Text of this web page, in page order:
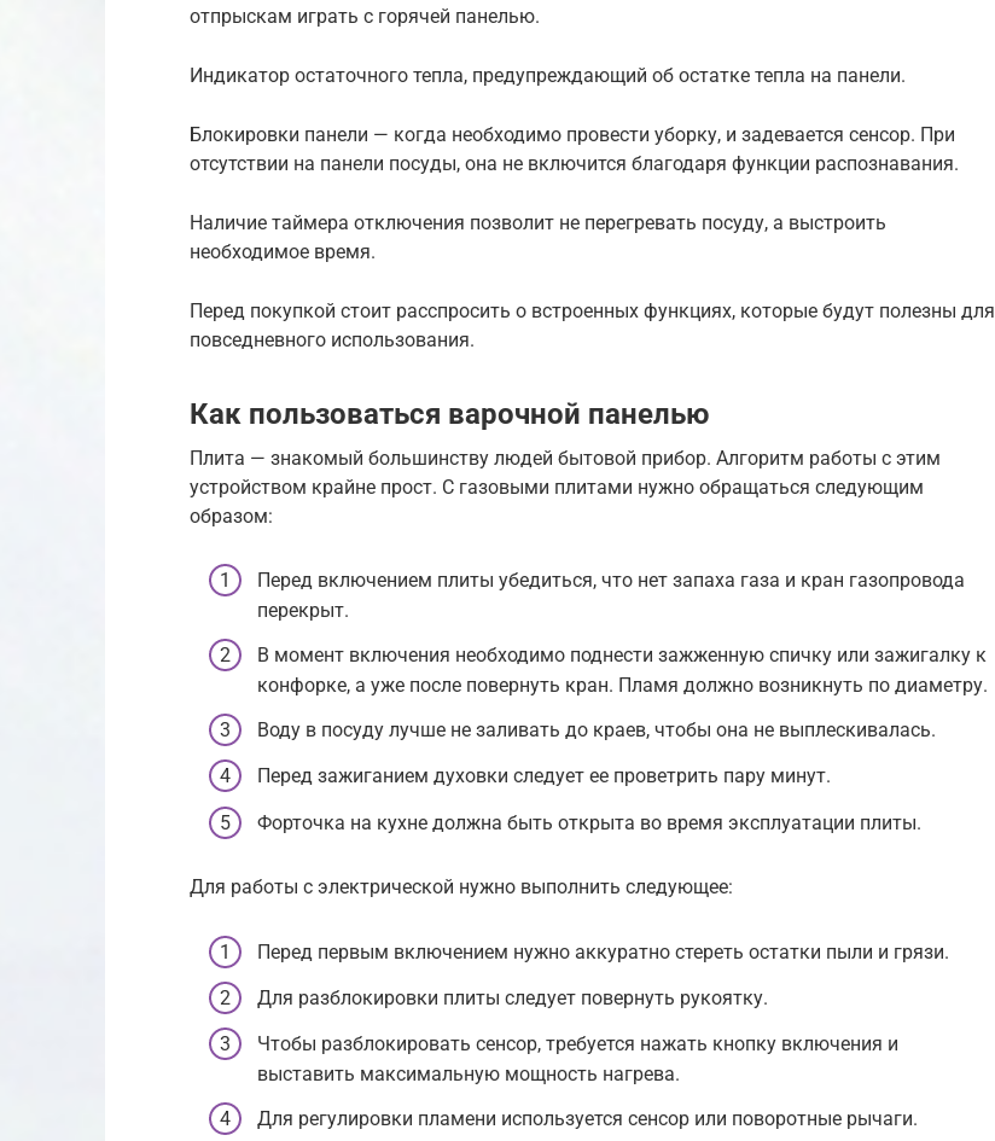
отпрыскам играть с горячей панелью.
Индикатор остаточного тепла, предупреждающий об остатке тепла на панели.
Блокировки панели — когда необходимо провести уборку, и задевается сенсор. При
отсутствии на панели посуды, она не включится благодаря функции распознавания.
Наличие таймера отключения позволит не перегревать посуду, а выстроить
необходимое время.
Перед покупкой стоит расспросить о встроенных функциях, которые будут полезны для
повседневного использования.
Как пользоваться варочной панелью
Плита — знакомый большинству людей бытовой прибор. Алгоритм работы с этим
устройством крайне прост. С газовыми плитами нужно обращаться следующим
образом:
Перед включением плиты убедиться, что нет запаха газа и кран газопровода
перекрыт.
В момент включения необходимо поднести зажженную спичку или зажигалку к
конфорке, а уже после повернуть кран. Пламя должно возникнуть по диаметру.
Воду в посуду лучше не заливать до краев, чтобы она не выплескивалась.
Перед зажиганием духовки следует ее проветрить пару минут.
Форточка на кухне должна быть открыта во время эксплуатации плиты.
Для работы с электрической нужно выполнить следующее:
Перед первым включением нужно аккуратно стереть остатки пыли и грязи.
Для разблокировки плиты следует повернуть рукоятку.
Чтобы разблокировать сенсор, требуется нажать кнопку включения и
выставить максимальную мощность нагрева.
Для регулировки пламени используется сенсор или поворотные рычаги.